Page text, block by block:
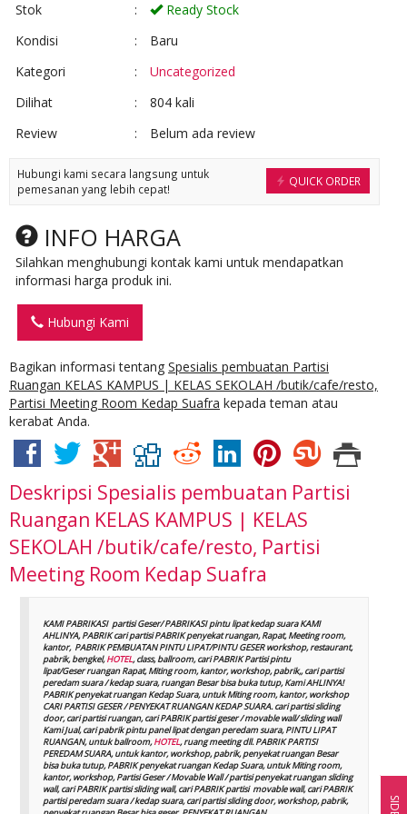
Stok
:
Ready Stock
Kondisi
:
Baru
Kategori
:
Uncategorized
Dilihat
:
804 kali
Review
: Belum ada review
QUICK ORDER
Hubungi kami secara langsung untuk
pemesanan yang lebih cepat!
INFO HARGA
Silahkan menghubungi kontak kami untuk mendapatkan
informasi harga produk ini.
Hubungi Kami
Bagikan informasi tentang Spesialis pembuatan Partisi
Ruangan KELAS KAMPUS | KELAS SEKOLAH /butik/cafe/resto,
Partisi Meeting Room Kedap Suafra kepada teman atau
kerabat Anda.
Deskripsi Spesialis pembuatan Partisi
Ruangan KELAS KAMPUS | KELAS
SEKOLAH /butik/cafe/resto, Partisi
Meeting Room Kedap Suafra
KAMI PABRIKASI partisi Geser/ PABRIKASI pintu lipat kedap suara KAMI
AHLINYA, PABRIK cari partisi PABRIK penyekat ruangan, Rapat, Meeting room,
kantor, PABRIK PEMBUATAN PINTU LIPAT/PINTU GESER workshop, restaurant,
pabrik, bengkel,HOTEL, class, ballroom, cari PABRIK Partisi pintu
lipat/Geser ruangan Rapat, Miting room, kantor, workshop, pabrik,, cari partisi
peredam suara / kedap suara, ruangan Besar bisa buka tutup, Kami AHLINYA!
PABRIK penyekat ruangan Kedap Suara, untuk Miting room, kantor, workshop
CARI PARTISI GESER / PENYEKAT RUANGAN KEDAP SUARA. cari partisi sliding
door, cari partisi ruangan, cari PABRIK partisi geser / movable wall/ sliding wall
Kami Jual, cari pabrik pintu panel lipat dengan peredam suara, PINTU LIPAT
RUANGAN, untuk ballroom,HOTEL, ruang meeting dll. PABRIK PARTISI
PEREDAM SUARA, untuk kantor, workshop, pabrik, penyekat ruangan Besar
bisa buka tutup, PABRIK penyekat ruangan Kedap Suara, untuk Miting room,
kantor, workshop, Partisi Geser / Movable Wall / partisi penyekat ruangan sliding
wall, cari PABRIK partisi sliding wall, cari PABRIK partisi movable wall, cari PABRIK
partisi peredam suara / kedap suara, cari partisi sliding door, workshop, pabrik,